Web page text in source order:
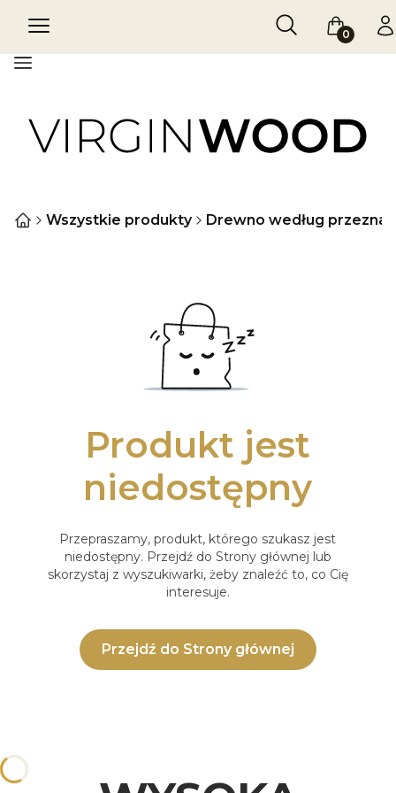
Menu Otwórz
Szukaj Koszyk
Menu
Wszystkie produkty Drewno według
Produkt jest
niedostępny
Przepraszamy, produkt, którego szukasz jest
niedostępny. Przejdź do Strony głównej lub
skorzystaj z wyszukiwarki, żeby znaleźć to, co Cię
interesuje.
Przejdź do Strony głównej